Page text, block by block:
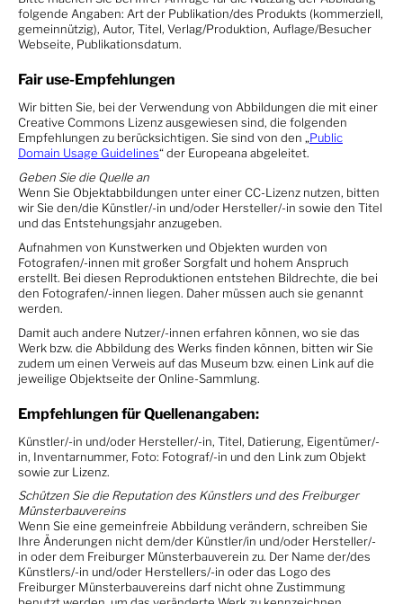
folgende Angaben: Art der Publikation/des Produkts (kommerziell,
gemeinnützig), Autor, Titel, Verlag/Produktion, Auflage/Besucher
Webseite, Publikationsdatum.
Fair use-Empfehlungen
Wir bitten Sie, bei der Verwendung von Abbildungen die mit einer
Creative Commons Lizenz ausgewiesen sind, die folgenden
Empfehlungen zu berücksichtigen. Sie sind von den „Public
Domain Usage Guidelines“ der Europeana abgeleitet.
Geben Sie die Quelle an
Wenn Sie Objektabbildungen unter einer CC-Lizenz nutzen, bitten
wir Sie den/die Künstler/-in und/oder Hersteller/-in sowie den Titel
und das Entstehungsjahr anzugeben.
Aufnahmen von Kunstwerken und Objekten wurden von
Fotografen/-innen mit großer Sorgfalt und hohem Anspruch
erstellt. Bei diesen Reproduktionen entstehen Bildrechte, die bei
den Fotografen/-innen liegen. Daher müssen auch sie genannt
werden.
Damit auch andere Nutzer/-innen erfahren können, wo sie das
Werk bzw. die Abbildung des Werks finden können, bitten wir Sie
zudem um einen Verweis auf das Museum bzw. einen Link auf die
jeweilige Objektseite der Online-Sammlung.
Empfehlungen für Quellenangaben:
Künstler/-in und/oder Hersteller/-in, Titel, Datierung, Eigentümer/-
in, Inventarnummer, Foto: Fotograf/-in und den Link zum Objekt
sowie zur Lizenz.
Schützen Sie die Reputation des Künstlers und des Freiburger
Münsterbauvereins
Wenn Sie eine gemeinfreie Abbildung verändern, schreiben Sie
Ihre Änderungen nicht dem/der Künstler/in und/oder Hersteller/-
in oder dem Freiburger Münsterbauverein zu. Der Name der/des
Künstlers/-in und/oder Herstellers/-in oder das Logo des
Freiburger Münsterbauvereins darf nicht ohne Zustimmung